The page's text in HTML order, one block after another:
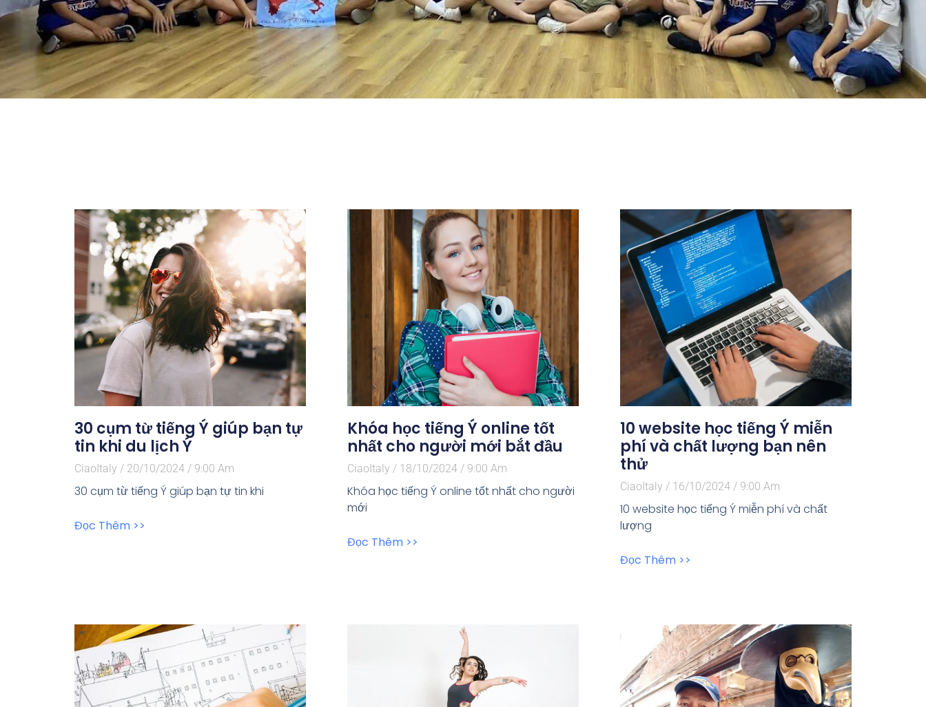
30 cụm từ tiếng Ý giúp bạn tự
tin khi du lịch Ý
CiaoItaly 20/10/2024 9:00 Am
30 cụm từ tiếng Ý giúp bạn tự tin khi
Đọc Thêm >>
Khóa học tiếng Ý online tốt
nhất cho người mới bắt đầu
CiaoItaly 18/10/2024 9:00 Am
Khóa học tiếng Ý online tốt nhất cho người
mới
Đọc Thêm >>
10 website học tiếng Ý miễn
phí và chất lượng bạn nên
thử
CiaoItaly 16/10/2024 9:00 Am
10 website học tiếng Ý miễn phí và chất
lượng
Đọc Thêm >>
PagePage PagePagePagePagePagePage PagePage PagePage